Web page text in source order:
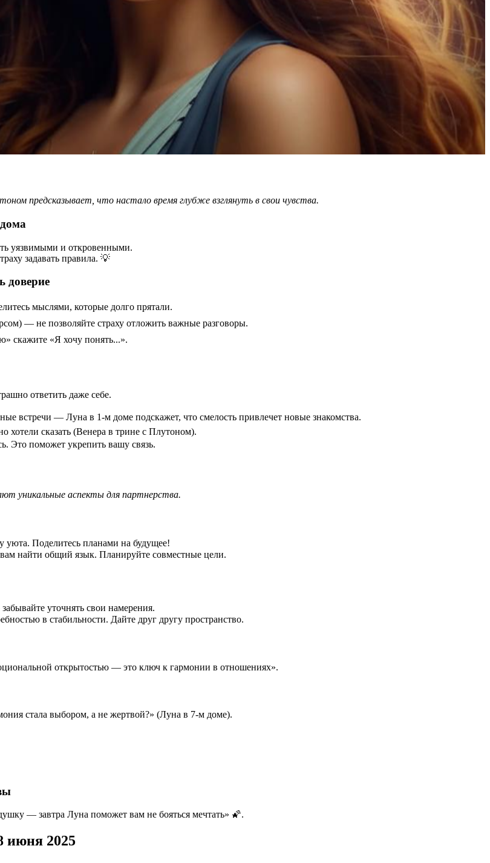
предсказывает, что настало время глубже взглянуть в свои чувства.
уязвимыми и откровенными.
задавать правила. 💡
доверие
мыслями, которые долго прятали.
— не позволяйте страху отложить важные разговоры.
скажите «Я хочу понять...».
ответить даже себе.
встречи — Луна в 1-м доме подскажет, что смелость привлечет новые знакомства.
хотели сказать (Венера в трине с Плутоном).
Это поможет укрепить вашу связь.
уникальные аспекты для партнерства.
уюта. Поделитесь планами на будущее!
найти общий язык. Планируйте совместные цели.
уточнять свои намерения.
в стабильности. Дайте друг другу пространство.
открытостью — это ключ к гармонии в отношениях».
стала выбором, а не жертвой?» (Луна в 7-м доме).
— завтра Луна поможет вам не бояться мечтать» 🌠.
июня 2025